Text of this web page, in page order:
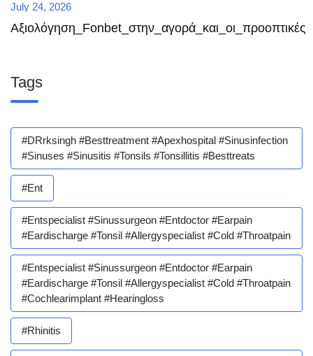
July 24, 2026
Αξιολόγηση_Fonbet_στην_αγορά_και_οι_προοπτικές
Tags
#DRrksingh #besttreatment #apexhospital #sinusinfection
#sinuses #sinusitis #tonsils #tonsillitis #besttreats
#ent
#entspecialist #sinussurgeon #entdoctor #earpain
#eardischarge #tonsil #allergyspecialist #cold #throatpain
#entspecialist #sinussurgeon #entdoctor #earpain
#eardischarge #tonsil #allergyspecialist #cold #throatpain
#cochlearimplant #hearingloss
#rhinitis